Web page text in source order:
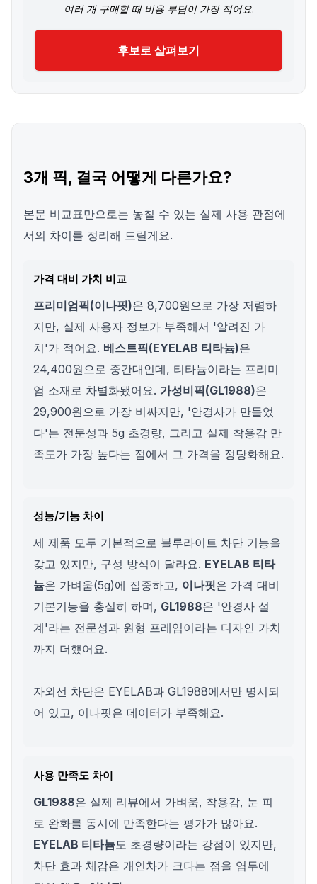
여러 개 구매할 때 비용 부담이 가장 적어요.
후보로 살펴보기
3개 픽, 결국 어떻게 다른가요?
본문 비교표만으로는 놓칠 수 있는 실제 사용 관점에
서의 차이를 정리해 드릴게요.
가격 대비 가치 비교
프리미엄픽(이나핏)은 8,700원으로 가장 저렴하
지만, 실제 사용자 정보가 부족해서 '알려진 가
치'가 적어요. 베스트픽(EYELAB 티타늄)은
24,400원으로 중간대인데, 티타늄이라는 프리미
엄 소재로 차별화됐어요. 가성비픽(GL1988)은
29,900원으로 가장 비싸지만, '안경사가 만들었
다'는 전문성과 5g 초경량, 그리고 실제 착용감 만
족도가 가장 높다는 점에서 그 가격을 정당화해요.
성능/기능 차이
세 제품 모두 기본적으로 블루라이트 차단 기능을
갖고 있지만, 구성 방식이 달라요. EYELAB 티타
늄은 가벼움(5g)에 집중하고, 이나핏은 가격 대비
기본기능을 충실히 하며, GL1988은 '안경사 설
계'라는 전문성과 원형 프레임이라는 디자인 가치
까지 더했어요.
자외선 차단은 EYELAB과 GL1988에서만 명시되
어 있고, 이나핏은 데이터가 부족해요.
사용 만족도 차이
GL1988은 실제 리뷰에서 가벼움, 착용감, 눈 피
로 완화를 동시에 만족한다는 평가가 많아요.
EYELAB 티타늄도 초경량이라는 강점이 있지만,
차단 효과 체감은 개인차가 크다는 점을 염두에